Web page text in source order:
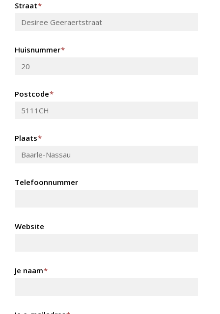
Straat*
Huisnummer*
Postcode*
Plaats*
Telefoonnummer
Website
Je naam*